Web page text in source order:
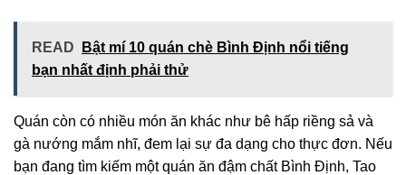
READ
Bật mí 10 quán chè Bình Định nổi tiếng
bạn nhất định phải thử
Quán còn có nhiều món ăn khác như bê hấp riềng sả và
gà nướng mắm nhĩ, đem lại sự đa dạng cho thực đơn. Nếu
bạn đang tìm kiếm một quán ăn đậm chất Bình Định, Tao